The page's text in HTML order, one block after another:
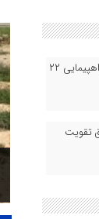
حضور حماسی و باشکوه مردم قم در راهپیمایی ۲۲
تقویت